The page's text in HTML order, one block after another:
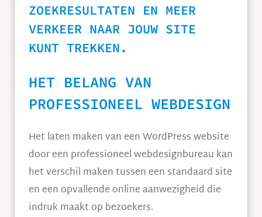
ZOEKRESULTATEN EN MEER
VERKEER NAAR JOUW SITE
KUNT TREKKEN.
HET BELANG VAN
PROFESSIONEEL WEBDESIGN
Het laten maken van een WordPress website
door een professioneel webdesignbureau kan
het verschil maken tussen een standaard site
en een opvallende online aanwezigheid die
indruk maakt op bezoekers.